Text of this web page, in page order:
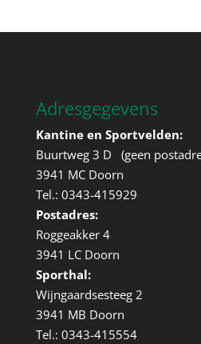
Adresgegevens
Kantine en Sportvelden:
Buurtweg 3 D (geen
3941 MC Doorn
Tel.: 0343-415929
Postadres:
Roggeakker 4
3941 LC Doorn
Sporthal:
Wijngaardsesteeg 2
3941 MB Doorn
Tel.: 0343-415554